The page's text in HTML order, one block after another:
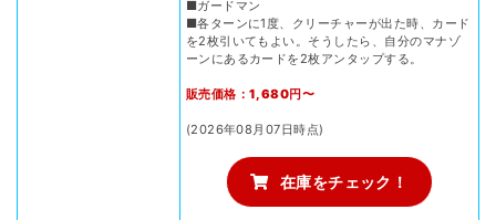
■ガードマン
■各ターンに1度、クリーチャーが出た時、カード
を2枚引いてもよい。そうしたら、自分のマナゾ
ーンにあるカードを2枚アンタップする。
販売価格：1,680円〜
(2026年08月07日時点)
在庫をチェック！